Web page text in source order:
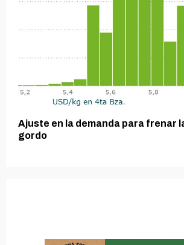
Ajuste en la demanda para frenar
gordo